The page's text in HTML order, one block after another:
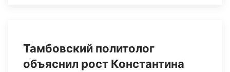
Тамбовский политолог
объяснил рост Константина